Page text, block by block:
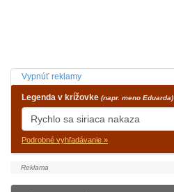
Vypnúť reklamy
Legenda v krížovke (napr. meno Eduarda)
Podrobné vyhľadávanie »